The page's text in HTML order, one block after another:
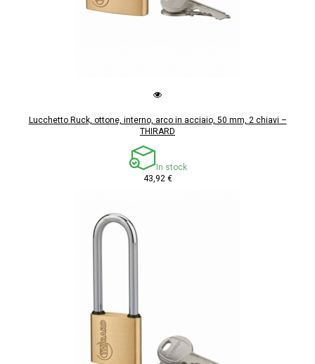
Lucchetto Ruck, ottone, interno, arco in acciaio, 50 mm, 2 chiavi –
THIRARD
In stock
43,92 €